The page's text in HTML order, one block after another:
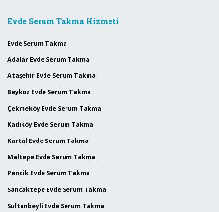
Evde Serum Takma Hizmeti
Evde Serum Takma
Adalar Evde Serum Takma
Ataşehir Evde Serum Takma
Beykoz Evde Serum Takma
Çekmeköy Evde Serum Takma
Kadıköy Evde Serum Takma
Kartal Evde Serum Takma
Maltepe Evde Serum Takma
Pendik Evde Serum Takma
Sancaktepe Evde Serum Takma
Sultanbeyli Evde Serum Takma